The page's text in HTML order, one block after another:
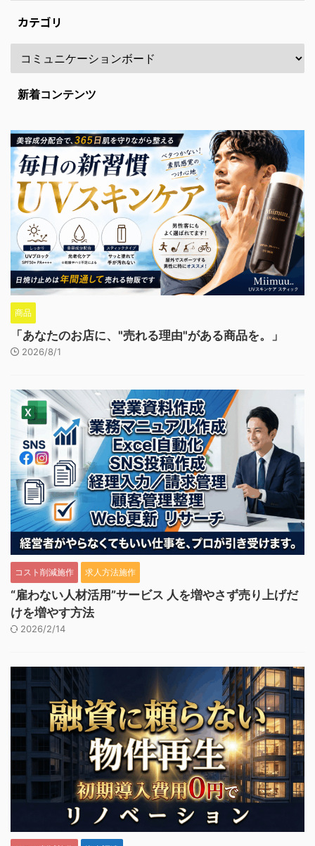
カテゴリ
新着コンテンツ
商品
「あなたのお店に、"売れる理由"がある商品を。」
2026/8/1
コスト削減施作 求人方法施作
“雇わない人材活用”サービス 人を増やさず売り上げだ
けを増やす方法
2026/2/14